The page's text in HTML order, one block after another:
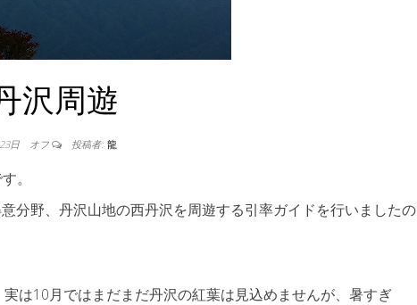
沢周遊
日 オフ 投稿者: 龍
。
分野、丹沢山地の西丹沢を周遊する引率ガイドを行いましたの
は10月ではまだまだ丹沢の紅葉は見込めませんが、暑すぎ